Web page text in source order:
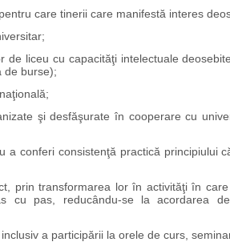
care tinerii care manifestă interes
de liceu cu capacităţi intelectuale
de burse);
şi desfăşurate în cooperare cu
a conferi consistenţă practică principiului
prin transformarea lor în activităţi în
pas, reducându-se la acordarea de
a participării la orele de curs,